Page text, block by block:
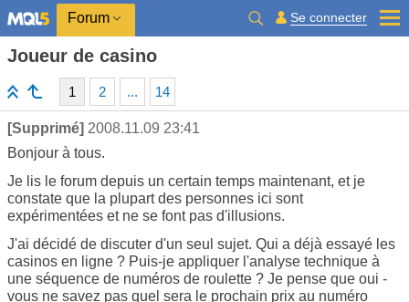
Forum Se connecter
Joueur de casino
1 2 ... 14
[Supprimé] 2008.11.09 23:41
Bonjour à tous.
Je lis le forum depuis un certain temps maintenant, et je
constate que la plupart des personnes ici sont
expérimentées et ne se font pas d'illusions.
J'ai décidé de discuter d'un seul sujet. Qui a déjà essayé les
casinos en ligne ? Puis-je appliquer l'analyse technique à
une séquence de numéros de roulette ? Je pense que oui -
vous ne savez pas quel sera le prochain prix au numéro